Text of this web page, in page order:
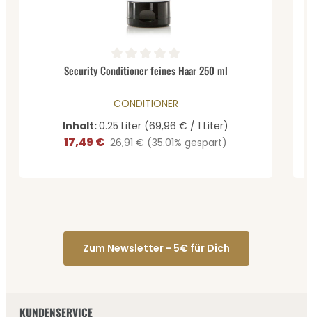
Durchschnittliche Bewertung von 0 von 5 Sternen
Security Conditioner feines Haar 250 ml
CONDITIONER
Inhalt:0.25 Liter (69,96 € / 1 Liter)
Verkaufspreis:
17,49 € Regulärer Preis:
26,91 € (35.01% gespart)
Zum Newsletter - 5€ für Dich
KUNDENSERVICE